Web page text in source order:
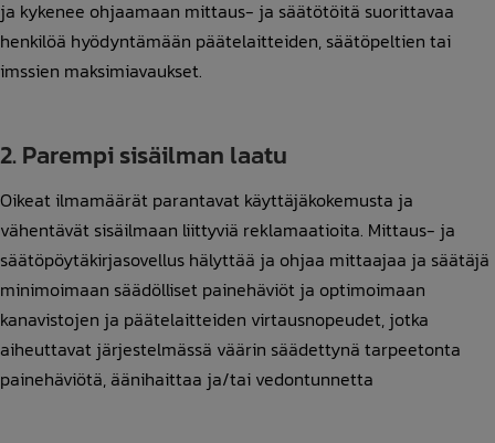
ja kykenee ohjaamaan mittaus- ja säätötöitä suorittavaa
henkilöä hyödyntämään päätelaitteiden, säätöpeltien tai
imssien maksimiavaukset.
2. Parempi sisäilman laatu
Oikeat ilmamäärät parantavat käyttäjäkokemusta ja
vähentävät sisäilmaan liittyviä reklamaatioita. Mittaus- ja
säätöpöytäkirjasovellus hälyttää ja ohjaa mittaajaa ja säätäjä
minimoimaan säädölliset painehäviöt ja optimoimaan
kanavistojen ja päätelaitteiden virtausnopeudet, jotka
aiheuttavat järjestelmässä väärin säädettynä tarpeetonta
painehäviötä, äänihaittaa ja/tai vedontunnetta